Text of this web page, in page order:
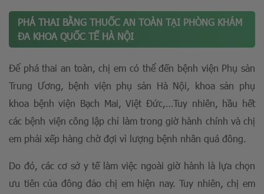
PHÁ THAI BẰNG THUỐC AN TOÀN TẠI PHÒNG KHÁM
ĐA KHOA QUỐC TẾ HÀ NỘI
Để phá thai an toàn, chị em có thể đến bệnh viện Phụ sản
Trung Ương, bệnh viện phụ sản Hà Nội, khoa sản phụ
khoa bệnh viện Bạch Mai, Việt Đức,…Tuy nhiên, hầu hết
các bệnh viện công lập chỉ làm trong giờ hành chính và chị
em phải xếp hàng chờ đợi vì lượng bệnh nhân quá đông.
Do đó, các cơ sở y tế làm việc ngoài giờ hành là lựa chọn
ưu tiên của đông đảo chị em hiện nay. Tuy nhiên, chị em